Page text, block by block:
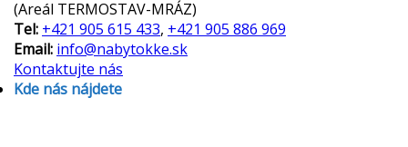
(Areál TERMOSTAV-MRÁZ)
Tel: +421 905 615 433, +421 905 886 969
Email: info@nabytokke.sk
Kontaktujte nás
Kde nás nájdete